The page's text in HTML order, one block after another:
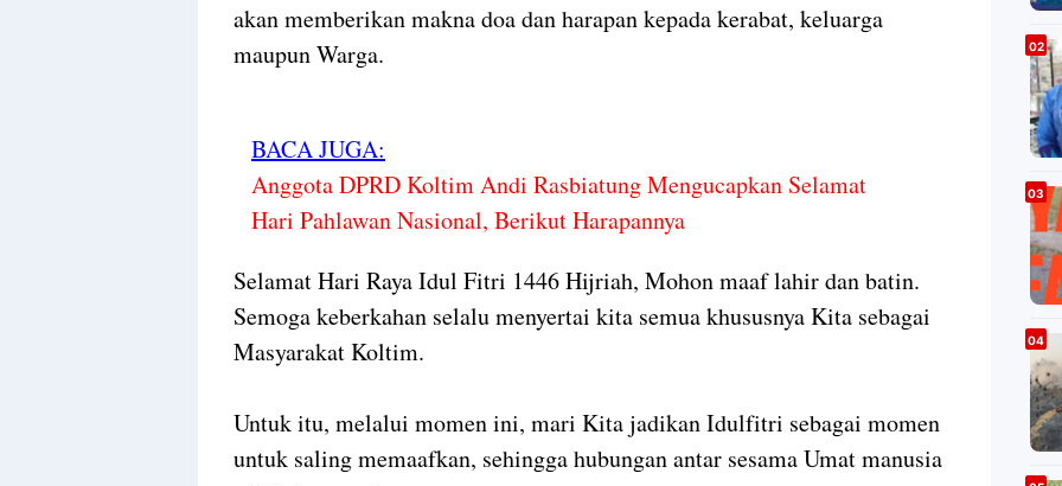
akan memberikan makna doa dan harapan kepada kerabat, keluarga
maupun Warga.
BACA JUGA:
Anggota DPRD Koltim Andi Rasbiatung Mengucapkan Selamat
Hari Pahlawan Nasional, Berikut Harapannya
Selamat Hari Raya Idul Fitri 1446 Hijriah, Mohon maaf lahir dan batin.
Semoga keberkahan selalu menyertai kita semua khususnya Kita sebagai
Masyarakat Koltim.
Untuk itu, melalui momen ini, mari Kita jadikan Idulfitri sebagai momen
untuk saling memaafkan, sehingga hubungan antar sesama Umat manusia